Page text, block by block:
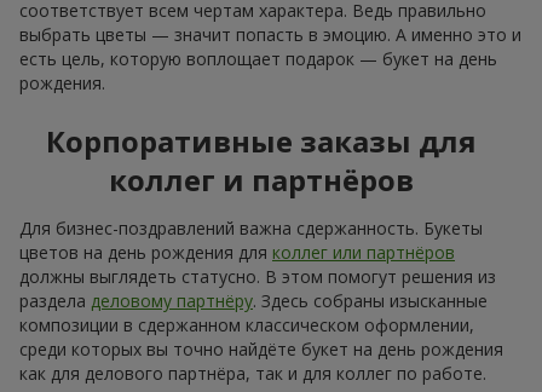
зимой актуальна сдержанная изысканная флористика,
поздравить с днём рождения белыми цветами —
отличная идея; белые
эустомы
, амариллис
день рождения завершит образ.
Сезонные цветы, добавленные в букет на день рождения,
сделать подарок особенным, мы создаём из них
персонализированную композицию, соответствующую
настроению и характеру получателя, например цветы в
коробке на день рождения женщине. Такой оригинальный
букет на день рождения или букет на юбилей попадает
прямо в сердце.